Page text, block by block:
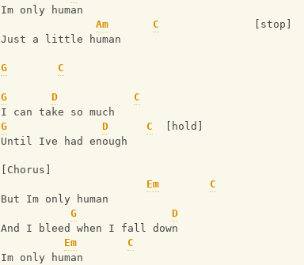
Im only human
Am
C
               [stop]
Just a little human
G C
G D
C
I can take so much
G
D C
  [hold]
Until Ive had enough
[Chorus]
Em
C
But Im only human
G
D
And I bleed when I fall down
Em
C
Im only human